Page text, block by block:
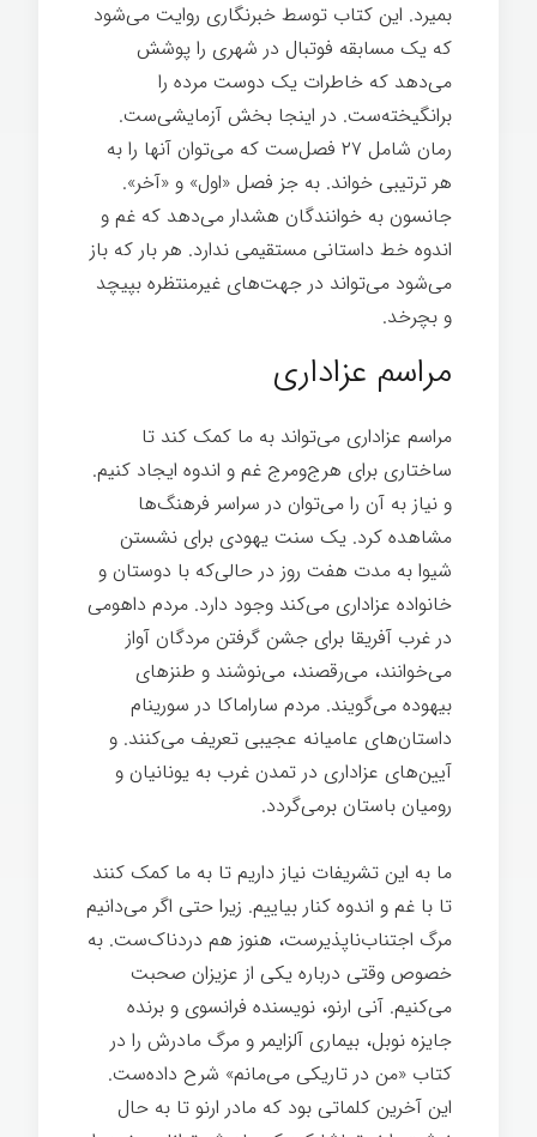
بمیرد. این کتاب توسط خبرنگاری روایت می‌شود
که یک مسابقه فوتبال در شهری را پوشش
می‌دهد که خاطرات یک دوست مرده را
برانگیخته‌ست. در اینجا بخش آزمایشی‌ست.
رمان شامل ۲۷ فصل‌ست که می‌توان آنها را به
هر ترتیبی خواند. به جز فصل «اول» و «آخر».
جانسون به خوانندگان هشدار می‌دهد که غم و
اندوه خط داستانی مستقیمی ندارد. هر بار که باز
می‌شود می‌تواند در جهت‌های غیرمنتظره بپیچد
و بچرخد.
مراسم عزاداری
مراسم عزاداری می‌تواند به ما کمک کند تا
ساختاری برای هرج‌ومرج غم و اندوه ایجاد کنیم.
و نیاز به آن را می‌توان در سراسر فرهنگ‌ها
مشاهده کرد. یک سنت یهودی برای نشستن
شیوا به مدت هفت روز در حالی‌که با دوستان و
خانواده عزاداری می‌کند وجود دارد. مردم داهومی
در غرب آفریقا برای جشن گرفتن مردگان آواز
می‌خوانند، می‌رقصند، می‌نوشند و طنزهای
بیهوده می‌گویند. مردم ساراماکا در سورینام
داستان‌های عامیانه عجیبی تعریف می‌کنند. و
آیین‌های عزاداری در تمدن غرب به یونانیان و
رومیان باستان برمی‌گردد.
ما به این تشریفات نیاز داریم تا به ما کمک کنند
تا با غم و اندوه کنار بیاییم. زیرا حتی اگر می‌دانیم
مرگ اجتناب‌ناپذیرست، هنوز هم دردناک‌ست. به
خصوص وقتی درباره یکی از عزیزان صحبت
می‌کنیم. آنی ارنو، نویسنده فرانسوی و برنده
جایزه نوبل، بیماری آلزایمر و مرگ مادرش را در
کتاب «من در تاریکی می‌مانم» شرح داده‌ست.
این آخرین کلماتی بود که مادر ارنو تا به حال